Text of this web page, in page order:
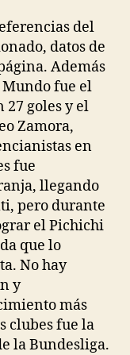
del
datos de
Además
fue el
goles y el
Zamora,
en
fue
llegando
pero durante
el Pichichi
que lo
No hay
y
más
clubes fue la
la Bundesliga.